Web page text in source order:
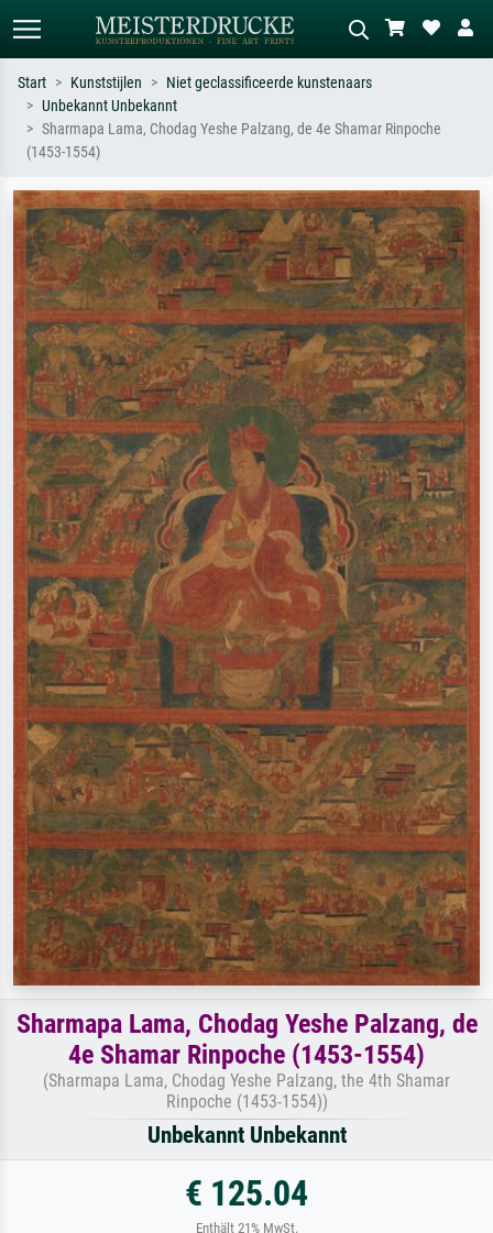
Standaard zoeken AI-beeldzoeker
Zoek op kunstenaar, titel of stijl – bijv.
Hokusai-golf, naakt.
olieverfschilderij, staand naakt naast
een boom.
Start Kunststijlen
Niet geclassificeerde kunstenaars
Unbekannt Unbekannt
Sharmapa Lama, Chodag Yeshe Palzang, de 4e Shamar Rinpoche
(1453-1554)
Sharmapa Lama, Chodag Yeshe Palzang, de
4e Shamar Rinpoche (1453-1554)
(Sharmapa Lama, Chodag Yeshe Palzang, the 4th Shamar
Rinpoche (1453-1554))
Unbekannt Unbekannt
€ 125.04
Enthält 21% MwSt.